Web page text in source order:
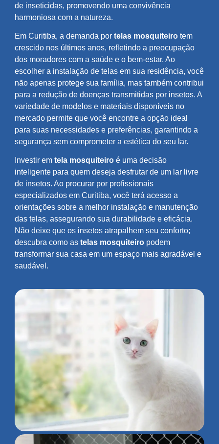
de inseticidas, promovendo uma convivência
harmoniosa com a natureza.
Em Curitiba, a demanda por telas mosquiteiro tem
crescido nos últimos anos, refletindo a preocupação
dos moradores com a saúde e o bem-estar. Ao
escolher a instalação de telas em sua residência, você
não apenas protege sua família, mas também contribui
para a redução de doenças transmitidas por insetos. A
variedade de modelos e materiais disponíveis no
mercado permite que você encontre a opção ideal
para suas necessidades e preferências, garantindo a
segurança sem comprometer a estética do seu lar.
Investir em tela mosquiteiro é uma decisão
inteligente para quem deseja desfrutar de um lar livre
de insetos. Ao procurar por profissionais
especializados em Curitiba, você terá acesso a
orientações sobre a melhor instalação e manutenção
das telas, assegurando sua durabilidade e eficácia.
Não deixe que os insetos atrapalhem seu conforto;
descubra como as telas mosquiteiro podem
transformar sua casa em um espaço mais agradável e
saudável.